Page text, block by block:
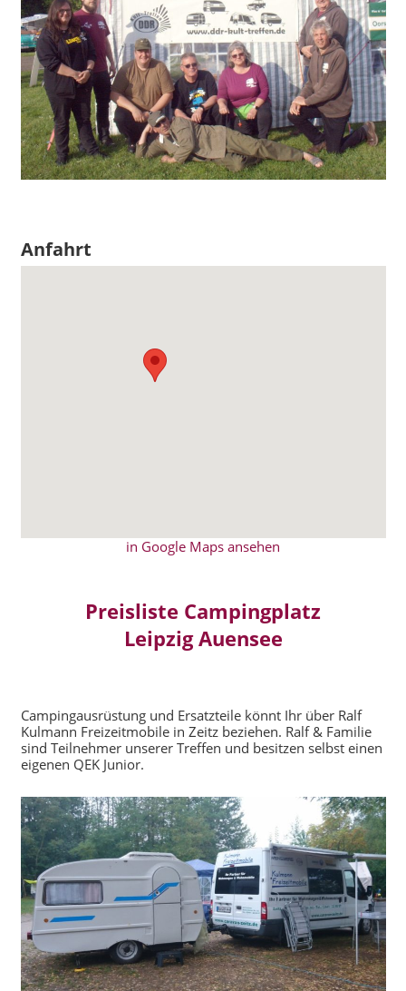
Anfahrt
in Google Maps ansehen
Preisliste Campingplatz
Leipzig Auensee
Campingausrüstung und Ersatzteile könnt Ihr über Ralf
Kulmann Freizeitmobile in Zeitz beziehen. Ralf & Familie
sind Teilnehmer unserer Treffen und besitzen selbst einen
eigenen QEK Junior.